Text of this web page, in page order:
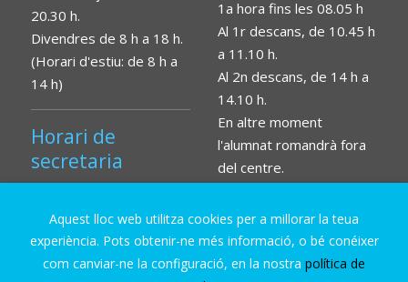
20.30 h.
Divendres de 8 h a 18 h.
(Horari d'estiu: de 8 h a
14 h)
Horari de
secretaria
09.30 h a 13.30 h.
1a hora fins les 08.05 h
Al 1r descans, de 10.45 h
a 11.10 h.
Al 2n descans, de 14 h a
14.10 h.
En altre moment
l'alumnat romandrà fora
del centre.
Aquest lloc web utilitza cookies per a millorar la teua
experiència. Pots obtenir-ne més informació, o bé conéixer
com canviar-ne la configuració, en la nostra política de